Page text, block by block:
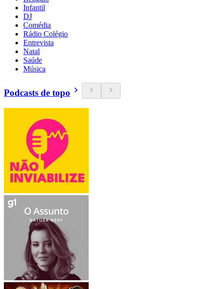
Infantil
DJ
Comédia
Rádio Colégio
Entrevista
Natal
Saúde
Música
Podcasts de topo